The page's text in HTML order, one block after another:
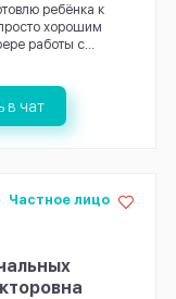
ребёнка к
хорошим
работы с...
в чат
Частное лицо